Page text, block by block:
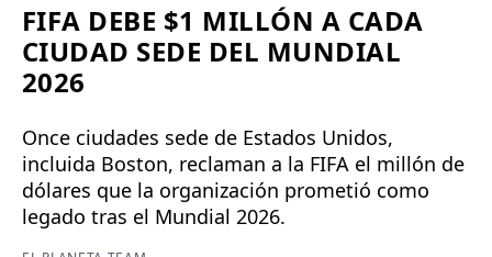
FIFA DEBE $1 MILLÓN A CADA
CIUDAD SEDE DEL MUNDIAL
2026
Once ciudades sede de Estados Unidos,
incluida Boston, reclaman a la FIFA el millón de
dólares que la organización prometió como
legado tras el Mundial 2026.